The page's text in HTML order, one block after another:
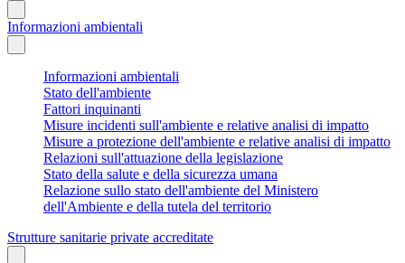
Informazioni ambientali
Informazioni ambientali
Stato dell'ambiente
Fattori inquinanti
Misure incidenti sull'ambiente e relative analisi di impatto
Misure a protezione dell'ambiente e relative analisi di impatto
Relazioni sull'attuazione della legislazione
Stato della salute e della sicurezza umana
Relazione sullo stato dell'ambiente del Ministero
dell'Ambiente e della tutela del territorio
Strutture sanitarie private accreditate